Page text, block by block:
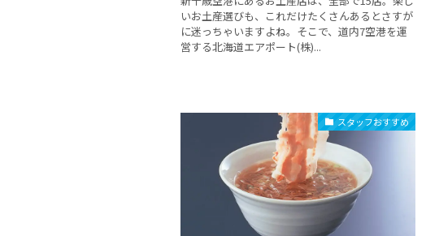
いお土産選びも、これだけたくさんあるとさすが
に迷っちゃいますよね。そこで、道内7空港を運
営する北海道エアポート(株)...
スタッフおすすめ